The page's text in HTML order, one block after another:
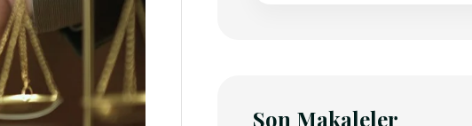
Son Makaleler